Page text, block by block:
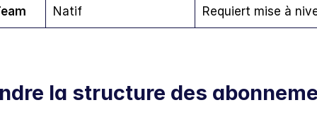
Natif Requiert mise à
la structure des